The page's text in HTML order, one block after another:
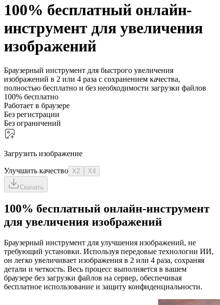
100% бесплатный онлайн-
инструмент для увеличения
изображений
Браузерный инструмент для быстрого увеличения
изображений в 2 или 4 раза с сохранением качества,
полностью бесплатно и без необходимости загрузки файлов
100% бесплатно
Работает в браузере
Без регистрации
Без ограничений
Загрузить изображение
Улучшить качество X2 X4
Скачать
100% бесплатный онлайн-инструмент
для увеличения изображений
Браузерный инструмент для улучшения изображений, не
требующий установки. Используя передовые технологии ИИ,
он легко увеличивает изображения в 2 или 4 раза, сохраняя
детали и четкость. Весь процесс выполняется в вашем
браузере без загрузки файлов на сервер, обеспечивая
бесплатное использование и защиту конфиденциальности.